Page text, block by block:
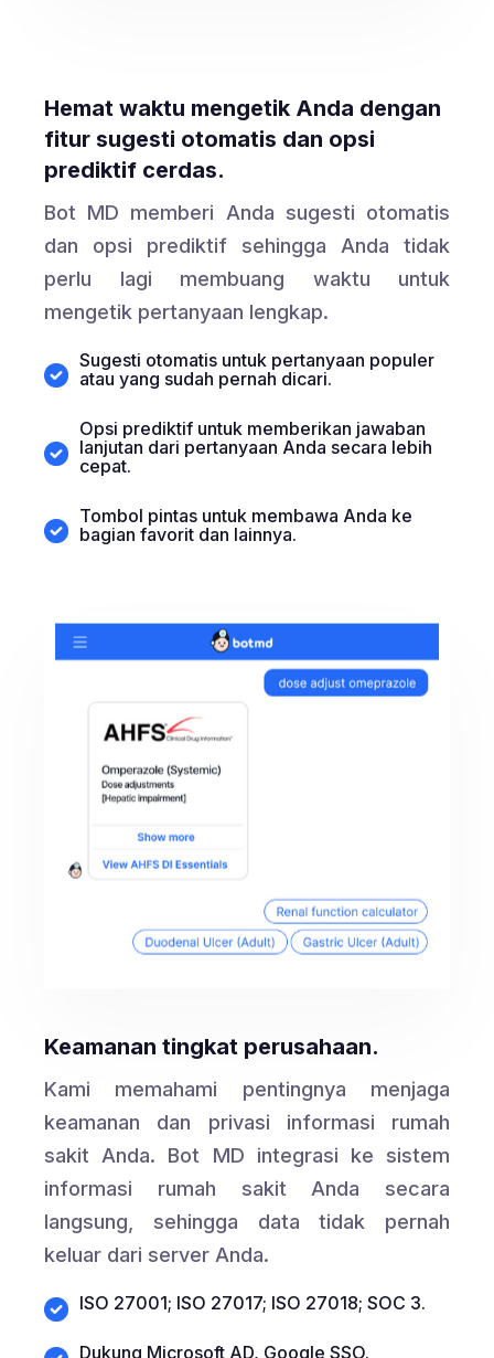
Hemat waktu mengetik Anda dengan
fitur sugesti otomatis dan opsi
prediktif cerdas.
Bot MD memberi Anda sugesti otomatis
dan opsi prediktif sehingga Anda tidak
perlu lagi membuang waktu untuk
mengetik pertanyaan lengkap.
Sugesti otomatis untuk pertanyaan populer
atau yang sudah pernah dicari.
Opsi prediktif untuk memberikan jawaban
lanjutan dari pertanyaan Anda secara lebih
cepat.
Tombol pintas untuk membawa Anda ke
bagian favorit dan lainnya.
Keamanan tingkat perusahaan.
Kami memahami pentingnya menjaga
keamanan dan privasi informasi rumah
sakit Anda. Bot MD integrasi ke sistem
informasi rumah sakit Anda secara
langsung, sehingga data tidak pernah
keluar dari server Anda.
ISO 27001; ISO 27017; ISO 27018; SOC 3.
Dukung Microsoft AD, Google SSO.